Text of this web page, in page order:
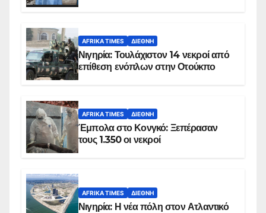
AFRIKA TIMES ΔΙΕΘΝΉ
Νιγηρία: Τουλάχιστον 14 νεκροί από
επίθεση ενόπλων στην Οτούκπο
AFRIKA TIMES ΔΙΕΘΝΉ
Έμπολα στο Κονγκό: Ξεπέρασαν
τους 1.350 οι νεκροί
AFRIKA TIMES ΔΙΕΘΝΉ
Νιγηρία: Η νέα πόλη στον Ατλαντικό